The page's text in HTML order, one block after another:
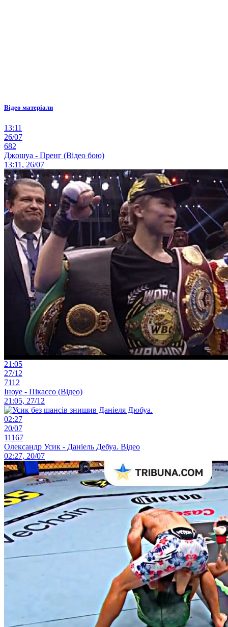
Відео матеріали
13:11
26/07
682
Джошуа - Пренг (Відео бою)
13:11, 26/07
21:05
27/12
7112
Іноуе - Пікассо (Відео)
21:05, 27/12
02:27
20/07
11167
Олександр Усик - Даніель Дебуа. Відео
02:27, 20/07